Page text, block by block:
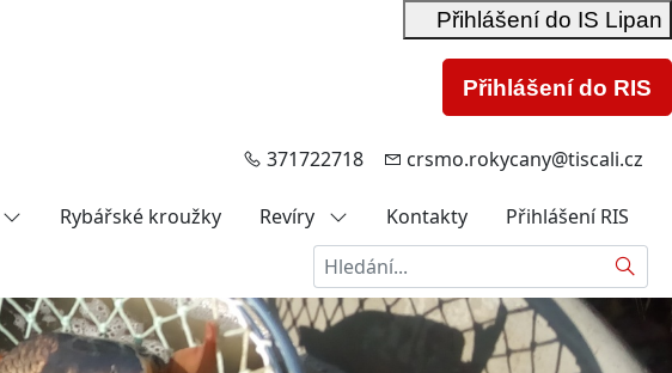
Přihlášení do IS Lipan
Přihlášení do RIS
371722718 crsmo.rokycany@tiscali.cz
Rybářské kroužky Revíry Kontakty
Přihlášení RIS
Hledat